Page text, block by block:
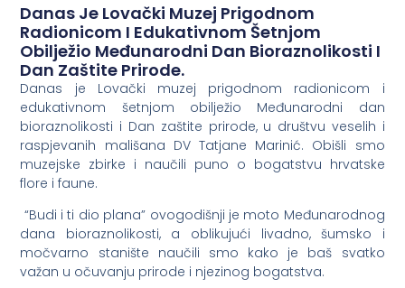
Danas Je Lovački Muzej Prigodnom
Radionicom I Edukativnom Šetnjom
Obilježio Međunarodni Dan Bioraznolikosti I
Dan Zaštite Prirode.
Danas je Lovački muzej prigodnom radionicom i
edukativnom šetnjom obilježio Međunarodni dan
bioraznolikosti i Dan zaštite prirode, u društvu veselih i
raspjevanih mališana DV Tatjane Marinić. Obišli smo
muzejske zbirke i naučili puno o bogatstvu hrvatske
flore i faune.
“Budi i ti dio plana” ovogodišnji je moto Međunarodnog
dana bioraznolikosti, a oblikujući livadno, šumsko i
močvarno stanište naučili smo kako je baš svatko
važan u očuvanju prirode i njezinog bogatstva.